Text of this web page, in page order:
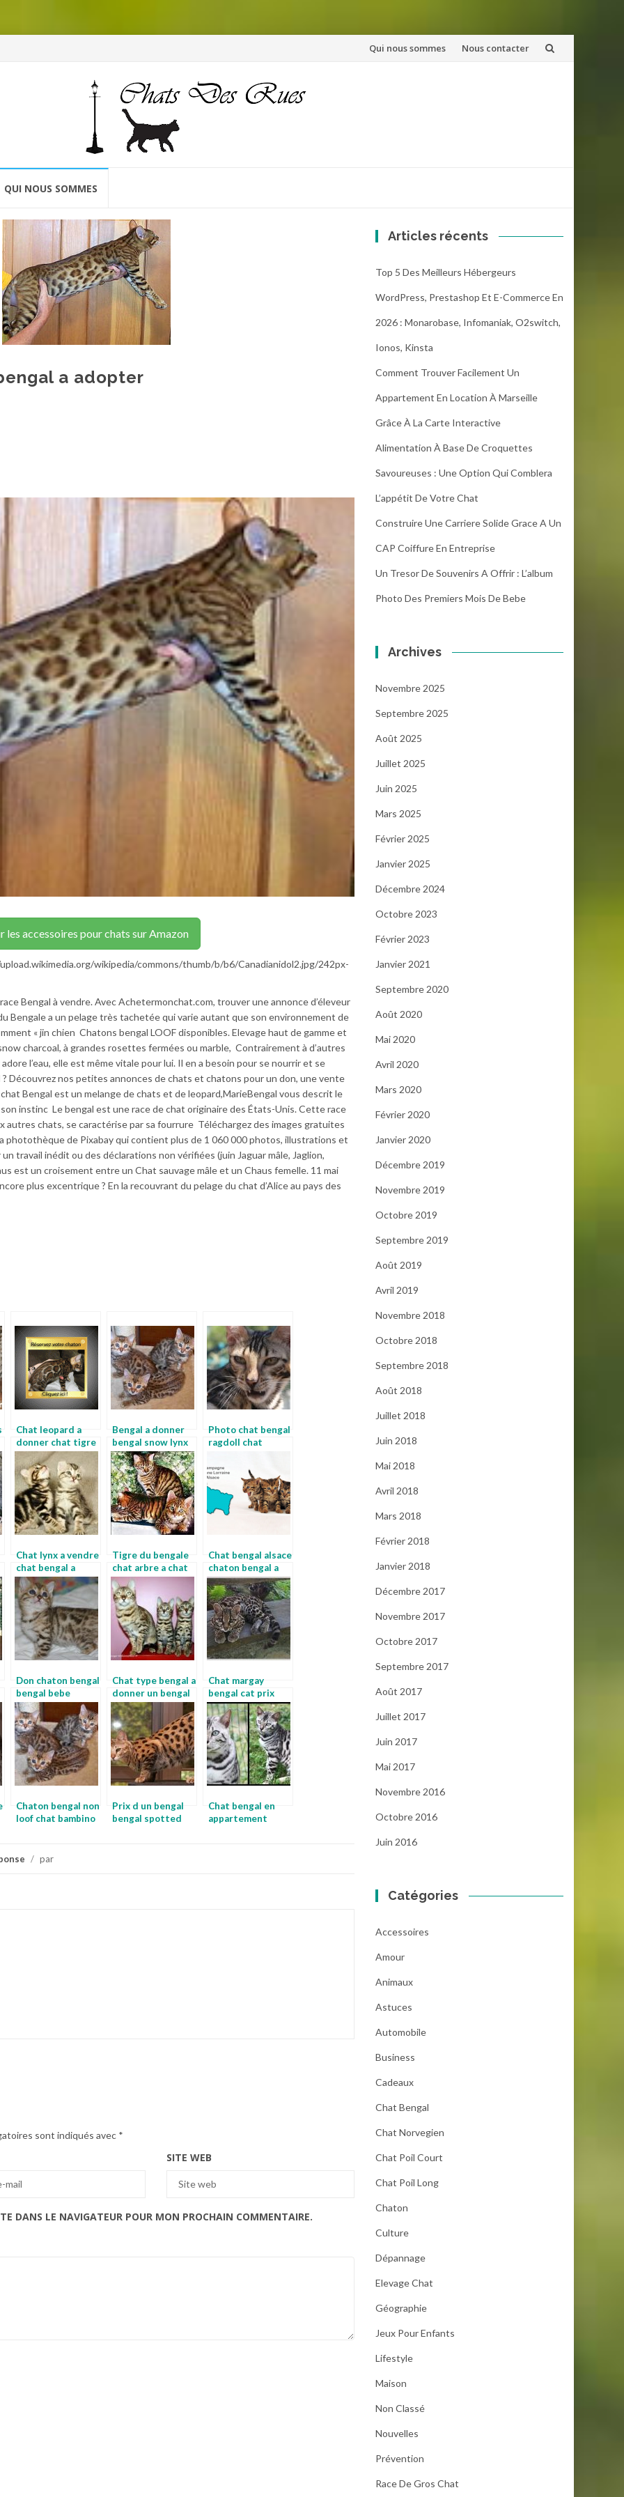
Aller
Qui nous sommes Nous contacter
QUI NOUS SOMMES
a adopter
les accessoires pour chats sur Amazon
wikipedia/commons/thumb/b/b6/Canadianidol2.jpg/242px-
Bengal à vendre. Avec Achetermonchat.com, trouver une annonce d’éleveur
Bengale a un pelage très tachetée qui varie autant que son environnement de
« jin chien Chatons bengal LOOF disponibles. Elevage haut de gamme et
charcoal, à grandes rosettes fermées ou marble, Contrairement à d’autres
l’eau, elle est même vitale pour lui. Il en a besoin pour se nourrir et se
Découvrez nos petites annonces de chats et chatons pour un don, une vente
Bengal est un melange de chats et de leopard,MarieBengal vous descrit le
instinc Le bengal est une race de chat originaire des États-Unis. Cette race
autres chats, se caractérise par sa fourrure Téléchargez des images gratuites
photothèque de Pixabay qui contient plus de 1 060 000 photos, illustrations et
travail inédit ou des déclarations non vérifiées (juin Jaguar mâle, Jaglion,
est un croisement entre un Chat sauvage mâle et un Chaus femelle. 11 mai
plus excentrique ? En la recouvrant du pelage du chat d’Alice au pays des
Chat leopard a
donner chat tigre
du bengale a
donner
Bengal a donner
bengal snow lynx
Photo chat bengal
ragdoll chat
Chat lynx a vendre
chat bengal a
donner
gratuitement
Tigre du bengale
chat arbre a chat
leopard
Chat bengal alsace
chaton bengal a
adopter
Don chaton bengal
bengal bebe
Chat type bengal a
donner un bengal
Chat margay
bengal cat prix
Chaton bengal non
loof chat bambino
Prix d un bengal
bengal spotted
Chat bengal en
appartement
/ par
sont indiqués avec *
SITE WEB
DANS LE NAVIGATEUR POUR MON PROCHAIN COMMENTAIRE.
Articles récents
Top 5 Des Meilleurs Hébergeurs
WordPress, Prestashop Et E-Commerce En
2026 : Monarobase, Infomaniak, O2switch,
Ionos, Kinsta
Comment Trouver Facilement Un
Appartement En Location À Marseille
Grâce À La Carte Interactive
Alimentation À Base De Croquettes
Savoureuses : Une Option Qui Comblera
L’appétit De Votre Chat
Construire Une Carriere Solide Grace A Un
CAP Coiffure En Entreprise
Un Tresor De Souvenirs A Offrir : L’album
Photo Des Premiers Mois De Bebe
Archives
Novembre 2025
Septembre 2025
Août 2025
Juillet 2025
Juin 2025
Mars 2025
Février 2025
Janvier 2025
Décembre 2024
Octobre 2023
Février 2023
Janvier 2021
Septembre 2020
Août 2020
Mai 2020
Avril 2020
Mars 2020
Février 2020
Janvier 2020
Décembre 2019
Novembre 2019
Octobre 2019
Septembre 2019
Août 2019
Avril 2019
Novembre 2018
Octobre 2018
Septembre 2018
Août 2018
Juillet 2018
Juin 2018
Mai 2018
Avril 2018
Mars 2018
Février 2018
Janvier 2018
Décembre 2017
Novembre 2017
Octobre 2017
Septembre 2017
Août 2017
Juillet 2017
Juin 2017
Mai 2017
Novembre 2016
Octobre 2016
Juin 2016
Catégories
Accessoires
Amour
Animaux
Astuces
Automobile
Business
Cadeaux
Chat Bengal
Chat Norvegien
Chat Poil Court
Chat Poil Long
Chaton
Culture
Dépannage
Elevage Chat
Géographie
Jeux Pour Enfants
Lifestyle
Maison
Non Classé
Nouvelles
Prévention
Race De Gros Chat